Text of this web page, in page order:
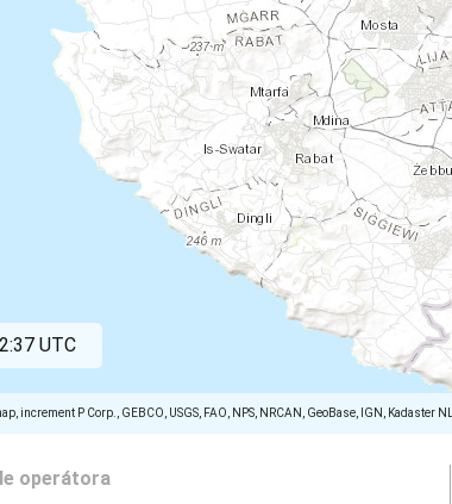
increment P Corp., GEBCO, USGS, FAO, NPS, NRCAN, GeoBase, IGN,
UTC
operátora